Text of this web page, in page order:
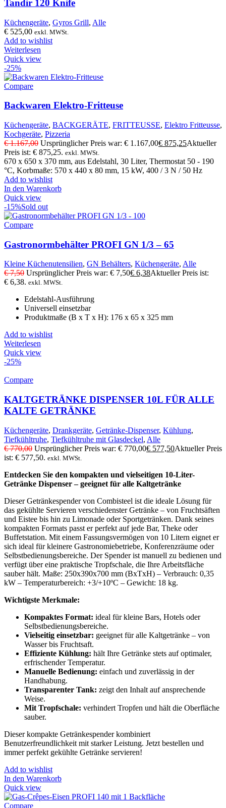
Tandir 120 Knife
Küchengeräte, Gyros Grill, Alle
€ 525,00 exkl. MWSt.
Add to wishlist
Weiterlesen
Quick view
-25%
Compare
Backwaren Elektro-Fritteuse
Küchengeräte, BACKGERÄTE, FRITTEUSSE, Elektro Fritteusse,
Kochgeräte, Pizzeria
€1.167,00 Ursprünglicher Preis war: € 1.167,00€ 875,25Aktueller
Preis ist: € 875,25. exkl. MWSt.
670 x 650 x 370 mm, aus Edelstahl, 30 Liter, Thermostat 50 - 190
°C, Korbmaße: 570 x 440 x 80 mm, 15 kW, 400 / 3 N / 50 Hz
Add to wishlist
In den Warenkorb
Quick view
-15%Sold out
Compare
Gastronormbehälter PROFI GN 1/3 – 65
Kleine Küchenutensilien, GN Behälters, Küchengeräte, Alle
€7,50 Ursprünglicher Preis war: € 7,50€ 6,38Aktueller Preis ist:
€ 6,38. exkl. MWSt.
Edelstahl-Ausführung
Universell einsetzbar
Produktmaße (B x T x H): 176 x 65 x 325 mm
Add to wishlist
Weiterlesen
Quick view
-25%
Compare
KALTGETRÄNKE DISPENSER 10L FÜR ALLE
KALTE GETRÄNKE
Küchengeräte, Drankgeräte, Getränke-Dispenser, Kühlung,
Tiefkühltruhe, Tiefkühltruhe mit Glasdeckel, Alle
€770,00 Ursprünglicher Preis war: € 770,00€ 577,50Aktueller Preis
ist: € 577,50. exkl. MWSt.
Entdecken Sie den kompakten und vielseitigen 10-Liter-
Getränke Dispenser – geeignet für alle Kaltgetränke
Dieser Getränkespender von Combisteel ist die ideale Lösung für
das gekühlte Servieren verschiedenster Getränke – von Fruchtsäften
und Eistee bis hin zu Limonade oder Sportgetränken. Dank seines
kompakten Formats passt er perfekt auf jede Bar, Theke oder
Buffetstation. Mit einem Fassungsvermögen von 10 Litern eignet er
sich ideal für kleinere Gastronomiebetriebe, Konferenzräume oder
Selbstbedienungsbereiche. Der Spender ist manuell zu bedienen und
verfügt über eine praktische Tropfschale, die Ihre Arbeitsfläche
sauber hält. Maße: 250x390x700 mm (BxTxH) – Verbrauch: 0,35
kW – Temperaturbereich: +3/+10ºC – Gewicht: 18 kg.
Wichtigste Merkmale:
Kompaktes Format: ideal für kleine Bars, Hotels oder
Selbstbedienungsbereiche.
Vielseitig einsetzbar: geeignet für alle Kaltgetränke – von
Wasser bis Fruchtsaft.
Effiziente Kühlung: hält Ihre Getränke stets auf optimaler,
erfrischender Temperatur.
Manuelle Bedienung: einfach und zuverlässig in der
Handhabung.
Transparenter Tank: zeigt den Inhalt auf ansprechende
Weise.
Mit Tropfschale: verhindert Tropfen und hält die Oberfläche
sauber.
Dieser kompakte Getränkespender kombiniert
Benutzerfreundlichkeit mit starker Leistung. Jetzt bestellen und
immer perfekt gekühlte Getränke servieren!
Add to wishlist
In den Warenkorb
Quick view
Compare